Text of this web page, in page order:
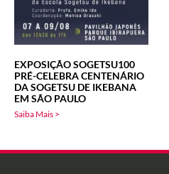
EXPOSIÇÃO SOGETSU100
PRÉ-CELEBRA CENTENÁRIO
DA SOGETSU DE IKEBANA
EM SÃO PAULO
Saiba Mais >